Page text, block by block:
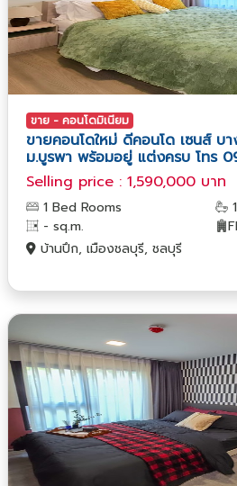
ขาย - คอนโดมิเนียม
ขายคอนโดใหม่ ดีคอนโด เซนส์ บ
ม.บูรพา พร้อมอยู่ แต่งครบ โทร
Selling price : 1,590,000 บาท
1 Bed Rooms
- sq.m.
บ้านปึก, เมืองชลบุรี, ชลบุรี